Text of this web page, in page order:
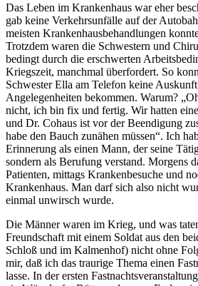
Das Leben im Krankenhaus war eher
gab keine Verkehrsunfälle auf der
meisten Krankenhausbehandlungen
Trotzdem waren die Schwestern und
bedingt durch die erschwerten
Kriegszeit, manchmal überfordert. So
Schwester Ella am Telefon keine
Angelegenheiten bekommen. Warum?
nicht, ich bin fix und fertig. Wir hatten
und Dr. Cohaus ist vor der Beendigung
habe den Bauch zunähen müssen“. Ich
Erinnerung als einen Mann, der seine
sondern als Berufung verstand. Morgens
Patienten, mittags Krankenbesuche und
Krankenhaus. Man darf sich also nicht
einmal unwirsch wurde.
Die Männer waren im Krieg, und was
Freundschaft mit einem Soldat aus den
Schloß und im Kalmenhof) nicht ohne
mir, daß ich das traurige Thema einen
lasse. In der ersten